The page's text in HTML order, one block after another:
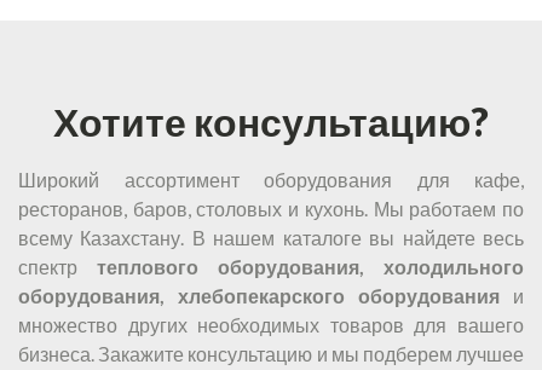
Хотите консультацию?
Широкий ассортимент оборудования для кафе,
ресторанов, баров, столовых и кухонь. Мы работаем по
всему Казахстану. В нашем каталоге вы найдете весь
спектр теплового оборудования, холодильного
оборудования, хлебопекарского оборудования и
множество других необходимых товаров для вашего
бизнеса. Закажите консультацию и мы подберем лучшее